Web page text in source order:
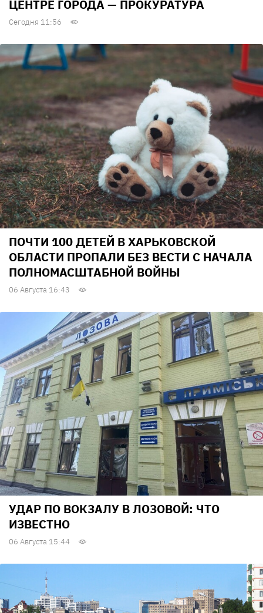
ЦЕНТРЕ ГОРОДА — ПРОКУРАТУРА
Сегодня 11:56
ПОЧТИ 100 ДЕТЕЙ В ХАРЬКОВСКОЙ
ОБЛАСТИ ПРОПАЛИ БЕЗ ВЕСТИ С НАЧАЛА
ПОЛНОМАСШТАБНОЙ ВОЙНЫ
06 Августа 16:43
УДАР ПО ВОКЗАЛУ В ЛОЗОВОЙ: ЧТО
ИЗВЕСТНО
06 Августа 15:44